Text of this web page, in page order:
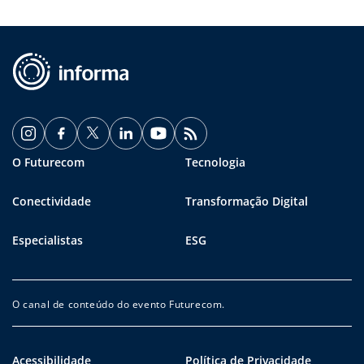
O Futurecom Tecnologia
Conectividade Transformação Digital
Especialistas ESG
O canal de conteúdo do evento Futurecom.
Acessibilidade Política de Privacidade